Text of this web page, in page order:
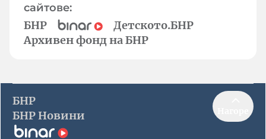
сайтове:
БНР
Детското.БНР
Архивен фонд на БНР
БНР
БНР Новини